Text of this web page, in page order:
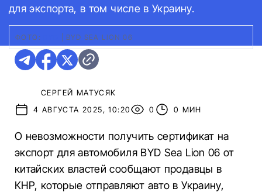
для экспорта, в том числе в Украину.
ФОТО: BYD SEA LION 06
СЕРГЕЙ МАТУСЯК
4 АВГУСТА 2025, 10:20
0 0 МИН
О невозможности получить сертификат на
экспорт для автомобиля BYD Sea Lion 06 от
китайских властей сообщают продавцы в
КНР, которые отправляют авто в Украину,